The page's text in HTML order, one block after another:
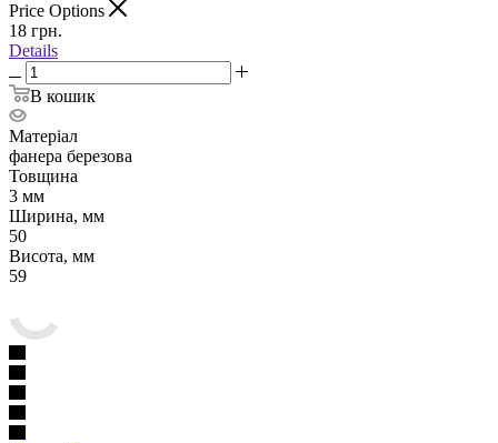
Price Options
18 грн.
Details
В кошик
Матеріал
фанера березова
Товщина
3 мм
Ширина, мм
50
Висота, мм
59